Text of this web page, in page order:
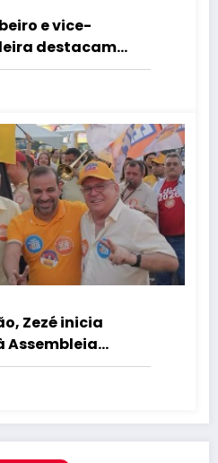
e vice-
destacam
durante
confiança na
Zezé inicia
Assembleia
a